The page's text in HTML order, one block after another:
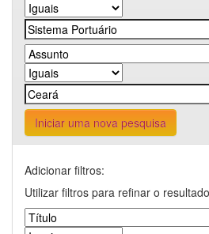
Iniciar uma nova pesquisa
Adicionar filtros:
Utilizar filtros para refinar o